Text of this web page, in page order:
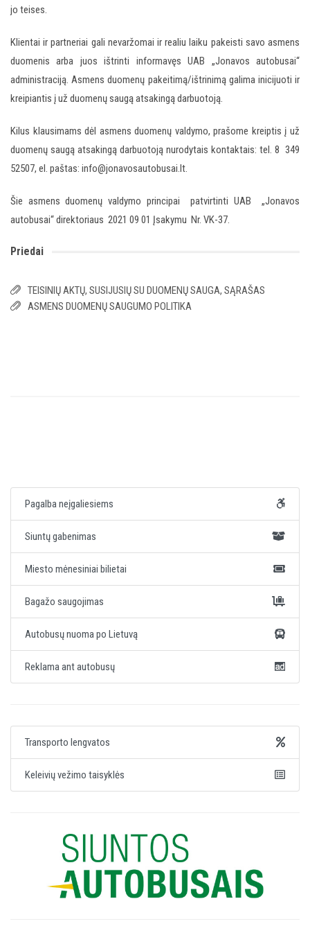
jo teises.
Klientai ir partneriai gali nevaržomai ir realiu laiku pakeisti savo asmens
duomenis arba juos ištrinti informavęs UAB „Jonavos autobusai“
administraciją. Asmens duomenų pakeitimą/ištrinimą galima inicijuoti ir
kreipiantis į už duomenų saugą atsakingą darbuotoją.
Kilus klausimams dėl asmens duomenų valdymo, prašome kreiptis į už
duomenų saugą atsakingą darbuotoją nurodytais kontaktais: tel. 8 349
52507, el. paštas: info@jonavosautobusai.lt.
Šie asmens duomenų valdymo principai patvirtinti UAB „Jonavos
autobusai“ direktoriaus 2021 09 01 Įsakymu Nr. VK-37.
Priedai
TEISINIŲ AKTŲ, SUSIJUSIŲ SU DUOMENŲ SAUGA, SĄRAŠAS
ASMENS DUOMENŲ SAUGUMO POLITIKA
Pagalba neįgaliesiems
Siuntų gabenimas
Miesto mėnesiniai bilietai
Bagažo saugojimas
Autobusų nuoma po Lietuvą
Reklama ant autobusų
Transporto lengvatos
Keleivių vežimo taisyklės